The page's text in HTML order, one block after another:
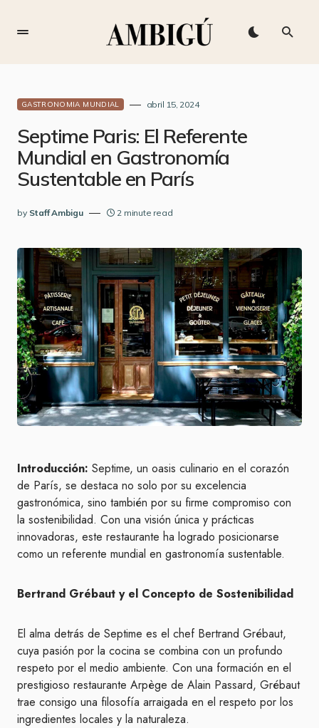
GASTRONOMIA MUNDIAL abril 15, 2024
Septime Paris: El Referente
Mundial en Gastronomía
Sustentable en París
by Staff Ambigu 2 minute read
Introducción: Septime, un oasis culinario en el corazón
de París, se destaca no solo por su excelencia
gastronómica, sino también por su firme compromiso con
la sostenibilidad. Con una visión única y prácticas
innovadoras, este restaurante ha logrado posicionarse
como un referente mundial en gastronomía sustentable.
Bertrand Grébaut y el Concepto de Sostenibilidad
El alma detrás de Septime es el chef Bertrand Grébaut,
cuya pasión por la cocina se combina con un profundo
respeto por el medio ambiente. Con una formación en el
prestigioso restaurante Arpège de Alain Passard, Grébaut
trae consigo una filosofía arraigada en el respeto por los
ingredientes locales y la naturaleza.